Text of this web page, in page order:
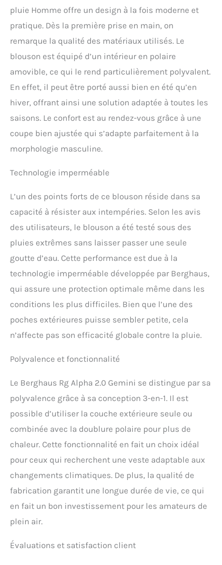
facilement lorsque le soleil
brille Les essentiels
doigts restent bien au
chaud dans deux poches
zippées pour les mains
Restez confortable et frais
avec taffetas et doublure
en maille pour plus de
respirabilité. Les
essentiels restent en
sécurité et les doigts
restent bien au chaud
dans deux poches zippées
ajustement parfait avec
un ourlet à double cordon
de serrage. Profitez d'un
mouvement illimité grâce
à une plus grande
pluie Homme offre un design à la fois moderne et
pratique. Dès la première prise en main, on
remarque la qualité des matériaux utilisés. Le
blouson est équipé d’un intérieur en polaire
amovible, ce qui le rend particulièrement polyvalent.
En effet, il peut être porté aussi bien en été qu’en
hiver, offrant ainsi une solution adaptée à toutes les
saisons. Le confort est au rendez-vous grâce à une
coupe bien ajustée qui s’adapte parfaitement à la
morphologie masculine.
Technologie imperméable
L’un des points forts de ce blouson réside dans sa
capacité à résister aux intempéries. Selon les avis
des utilisateurs, le blouson a été testé sous des
pluies extrêmes sans laisser passer une seule
goutte d’eau. Cette performance est due à la
technologie imperméable développée par Berghaus,
qui assure une protection optimale même dans les
conditions les plus difficiles. Bien que l’une des
poches extérieures puisse sembler petite, cela
n’affecte pas son efficacité globale contre la pluie.
Polyvalence et fonctionnalité
Le Berghaus Rg Alpha 2.0 Gemini se distingue par sa
polyvalence grâce à sa conception 3-en-1. Il est
possible d’utiliser la couche extérieure seule ou
combinée avec la doublure polaire pour plus de
chaleur. Cette fonctionnalité en fait un choix idéal
pour ceux qui recherchent une veste adaptable aux
changements climatiques. De plus, la qualité de
fabrication garantit une longue durée de vie, ce qui
en fait un bon investissement pour les amateurs de
plein air.
Évaluations et satisfaction client